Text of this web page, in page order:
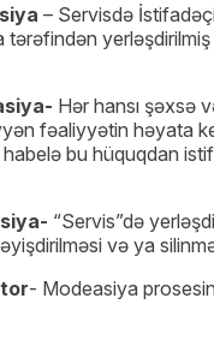
– Servisdə
tərəfindən
Hər hansı şəxsə
fəaliyyətin həyata
bu hüquqdan
“Servis”də
və ya
- Modeasiya